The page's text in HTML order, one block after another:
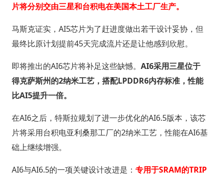
片将分别交由三星和台积电在美国本土工厂生产。
马斯克证实，AI5芯片为了赶进度做出若干设计妥协，但
最终比原计划提前45天完成流片还是让他感到欣慰。
即将推出的AI6芯片将补足这些缺憾。 AI6采用三星位于
得克萨斯州的2纳米工艺，搭配LPDDR6内存标准，性能
比AI5提升一倍。
在AI6之后，特斯拉规划了进一步优化的AI6.5版本，该芯
片将采用台积电亚利桑那工厂的2纳米工艺，性能在AI6基
础上继续增强。
AI6与AI6.5的一项关键设计改进是： 专用于SRAM的TRIP